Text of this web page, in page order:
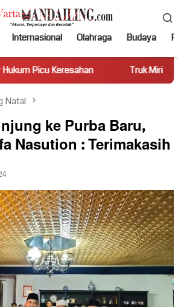
Internasional Olahraga Budaya
Truk Miring Hambat Arus
Natal
ke Purba Baru,
Nasution : Terimakasih